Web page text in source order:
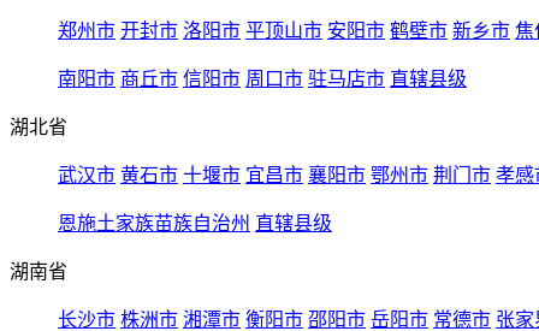
郑州市 开封市 洛阳市 平顶山市 安阳市 鹤壁市 新乡市 焦
南阳市 商丘市 信阳市 周口市 驻马店市 直辖县级
湖北省
武汉市 黄石市 十堰市 宜昌市 襄阳市 鄂州市 荆门市 孝感
恩施土家族苗族自治州 直辖县级
湖南省
长沙市 株洲市 湘潭市 衡阳市 邵阳市 岳阳市 常德市 张家